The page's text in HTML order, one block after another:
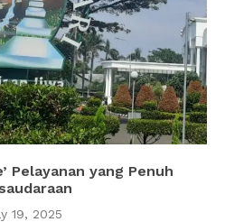
Pelayanan yang Penuh
19, 2025